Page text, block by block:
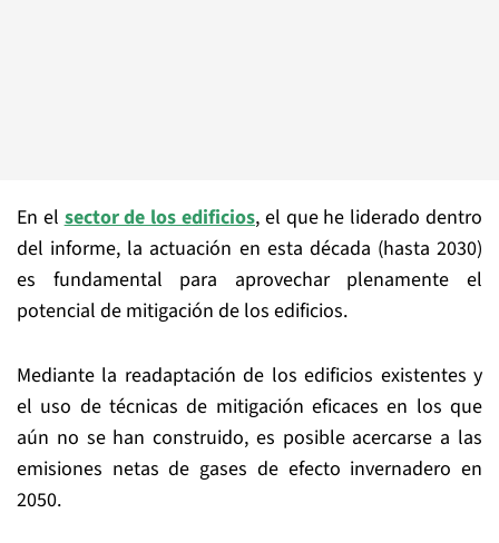
En elsector de los edificios, el que he liderado dentro
del informe, la actuación en esta década (hasta 2030)
es fundamental para aprovechar plenamente el
potencial de mitigación de los edificios.
Mediante la readaptación de los edificios existentes y
el uso de técnicas de mitigación eficaces en los que
aún no se han construido, es posible acercarse a las
emisiones netas de gases de efecto invernadero en
2050.